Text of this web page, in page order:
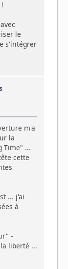
le
s'intégrer
m'a
la
Time" ...
cette
... j'ai
à
-
liberté ...